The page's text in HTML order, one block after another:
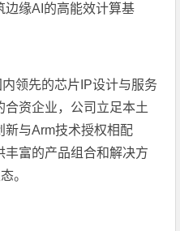
边缘AI的高能效计算基
领先的芯片IP设计与服务
资企业，公司立足本土
新与Arm技术授权相配
富的产品组合和解决方
。